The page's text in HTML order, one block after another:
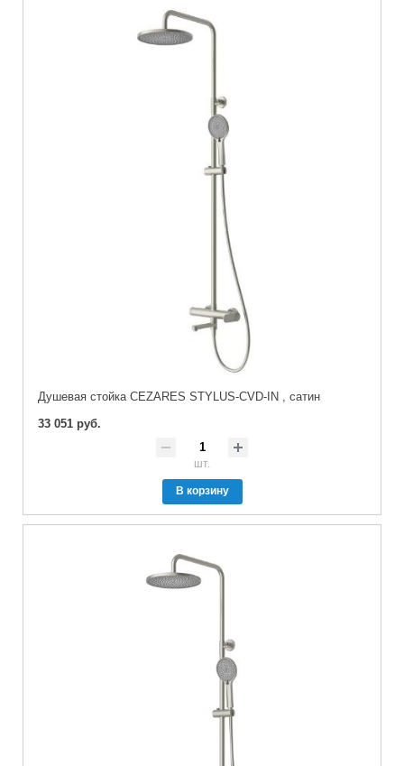
Душевая стойка CEZARES STYLUS-CVD-IN , сатин
33 051 руб.
шт.
В корзину